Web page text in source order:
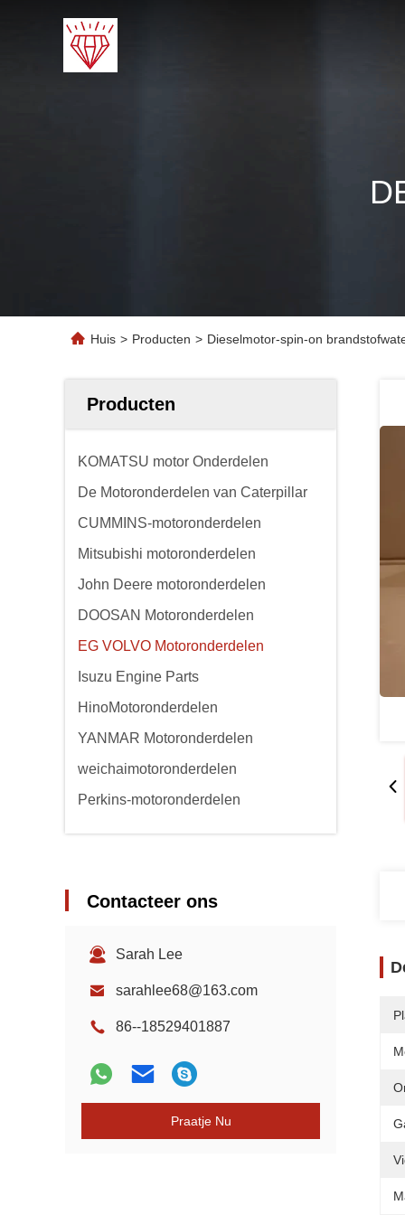
Huis > Producten > Dieselmotor-spin-on
Producten
KOMATSU motor Onderdelen
De Motoronderdelen van Caterpillar
CUMMINS-motoronderdelen
Mitsubishi motoronderdelen
John Deere motoronderdelen
DOOSAN Motoronderdelen
EG VOLVO Motoronderdelen
Isuzu Engine Parts
HinoMotoronderdelen
YANMAR Motoronderdelen
weichaimotoronderdelen
Perkins-motoronderdelen
Contacteer ons
Sarah Lee
sarahlee68@163.com
86--18529401887
Praatje Nu